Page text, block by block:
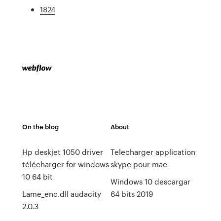
1824
On the blog
Hp deskjet 1050 driver
télécharger for windows
10 64 bit
Lame_enc.dll audacity
2.0.3
About
Telecharger application
skype pour mac
Windows 10 descargar
64 bits 2019